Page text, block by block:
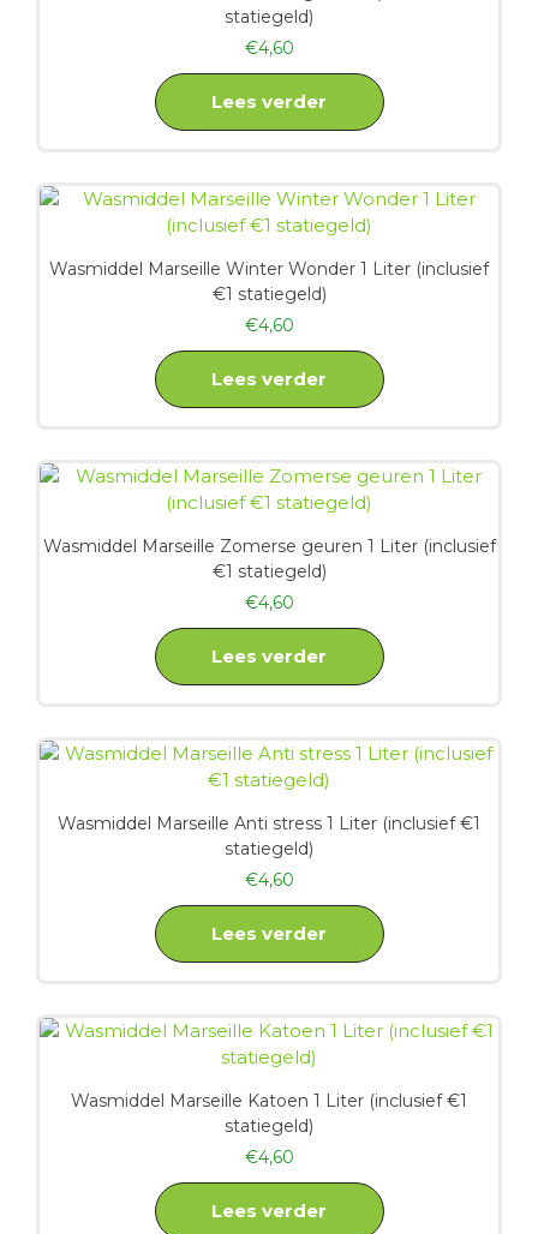
statiegeld)
€4,60
Lees verder
Wasmiddel Marseille Winter Wonder 1 Liter (inclusief
€1 statiegeld)
€4,60
Lees verder
Wasmiddel Marseille Zomerse geuren 1 Liter (inclusief
€1 statiegeld)
€4,60
Lees verder
Wasmiddel Marseille Anti stress 1 Liter (inclusief €1
statiegeld)
€4,60
Lees verder
Wasmiddel Marseille Katoen 1 Liter (inclusief €1
statiegeld)
€4,60
Lees verder